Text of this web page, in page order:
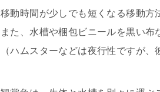
移動時間が少しでも短くなる移動方
また、水槽や梱包ビニールを黒い布
（ハムスターなどは夜行性ですが